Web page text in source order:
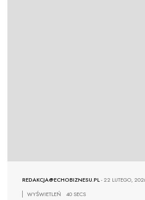
REDAKCJA@ECHOBIZNESU.PL-22 LUTEGO,
WYŚWIETLEŃ
40 SECS